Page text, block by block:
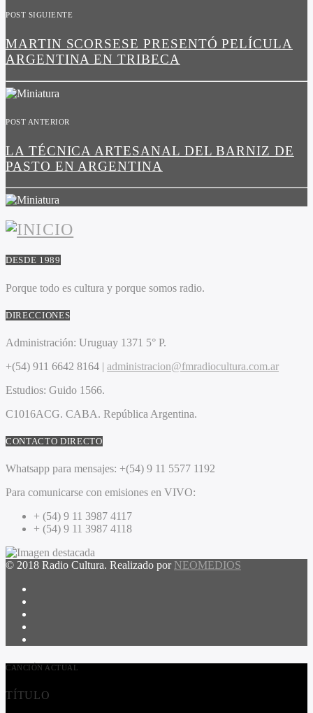
POST SIGUIENTE
MARTIN SCORSESE PRESENTÓ PELÍCULA
ARGENTINA EN TRIBECA
POST ANTERIOR
LA TÉCNICA ARTESANAL DEL BARNIZ DE
PASTO EN ARGENTINA
DESDE 1989
Porque todo es cultura y porque somos radio.
DIRECCIONES
Administración: Uruguay 1371 5° P.
+(54) 911 6642 8164 | administracion@fmradiocultura.com.ar
Estudios: Guido 1566.
C1016ACG. CABA. República Argentina.
CONTACTO DIRECTO
Whatsapp para mensajes: +(54) 9 11 5577 1192
Para comunicarse con emisiones en VIVO:
+ (54) 9 11 3987 4117
+ (54) 9 11 3987 4118
© 2018 Radio Cultura. Realizado por NEOMEDIOS
CANCIÓN ACTUAL
TÍTULO